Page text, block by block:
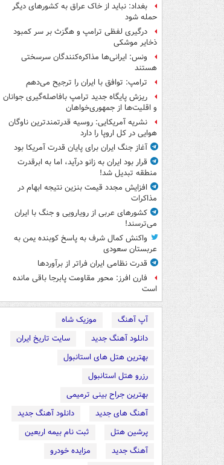
بغداد: نباید از خاک عراق به کشورهای دیگر
حمله شود
درگیری لفظی ترامپ و هگزث بر سر کمبود
ذخایر موشکی
ونس: ایرانی‌ها مذاکره‌کنندگان سرسختی
هستند
ترامپ: توافق با ایران را ترجیح می‌دهم
ریزش پایگاه جدید ترامپ بافاصله‌گیری جوانان
و اقلیت‌ها از جمهوری‌خواهان
نشریه آمریکایی: روسیه قدرتمندترین ناوگان
هوایی در کل اروپا را دارد
آغاز جنگ ایران برای پایان قدرت آمریکا بود
قرار بود ایران به زانو درآید، اما به ابرقدرت
منطقه تبدیل شد!
افزایش مجدد قیمت بنزین نتیجه ابهام در
مذاکرات
کشورهای عربی از رویارویی و جنگ با ایران
می‌ترسند!
واکنش کمال شرف به پاسخ کوبنده یمن به
عربستان سعودی
قدرت نظامی ایران فراتر از برآوردها
فارن افرز: محور مقاومت پابرجا باقی مانده
است
آپ آهنگ
موزیک شاه
دانلود آهنگ جدید
سایت تاریخ ایران
بهترین هتل های استانبول
رزرو هتل استانبول
بهترین جراح بینی ترمیمی
آهنگ های جدید
دانلود آهنگ جدید
پرشین هتل
ثبت نام بیمه اربعین
آهنگ جدید
مزایده خودرو